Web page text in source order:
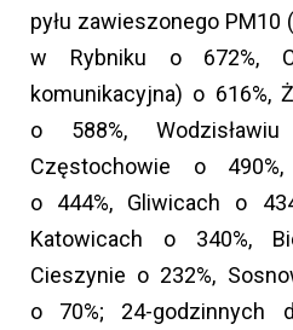
pyłu zawieszonego PM10
w Rybniku o 672%,
komunikacyjna) o 616%,
o 588%,
Częstochowie o
o 444%, Gliwicach o
Katowicach o 340%,
Cieszynie o 232%,
o 70%; 24-godzinnych